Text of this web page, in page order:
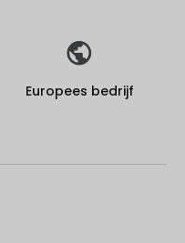
Europees bedrijf